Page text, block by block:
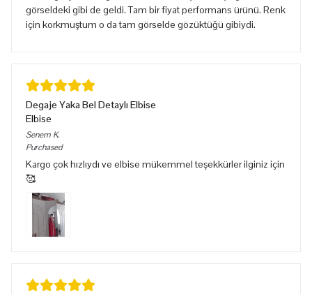
görseldeki gibi de geldi. Tam bir fiyat performans ürünü. Renk
için korkmuştum o da tam görselde gözüktüğü gibiydi.
Degaje Yaka Bel Detaylı Elbise
Elbise
Senem K.
Purchased
Kargo çok hızlıydı ve elbise mükemmel teşekkürler ilginiz için
🥰